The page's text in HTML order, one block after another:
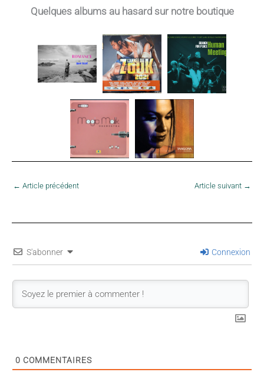
Quelques albums au hasard sur notre boutique
← Article précédent Article suivant →
S'abonner Connexion
0 COMMENTAIRES